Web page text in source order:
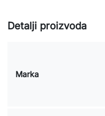
Detalji proizvoda
Marka